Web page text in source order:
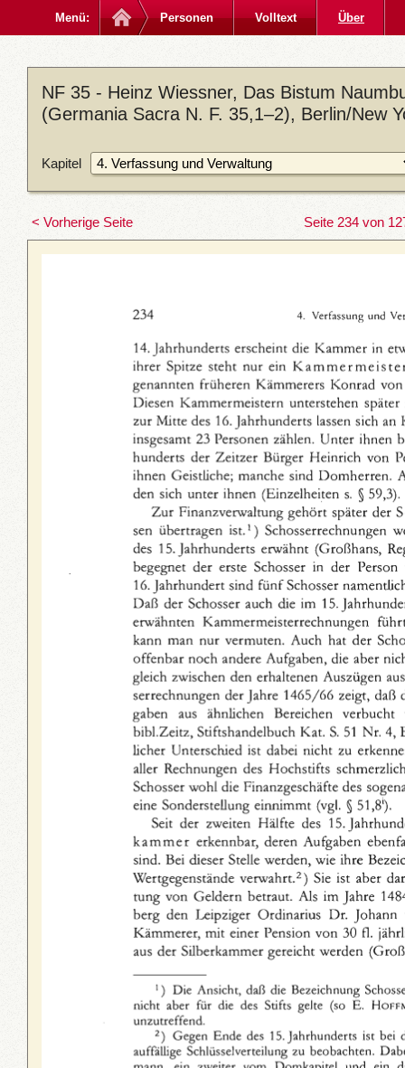
Menü: Personen Volltext Über
NF 35 - Heinz Wiessner, Das Bistum
(Germania Sacra N. F. 35,1–2), Berlin/New
Kapitel
< Vorherige Seite Seite 234 von